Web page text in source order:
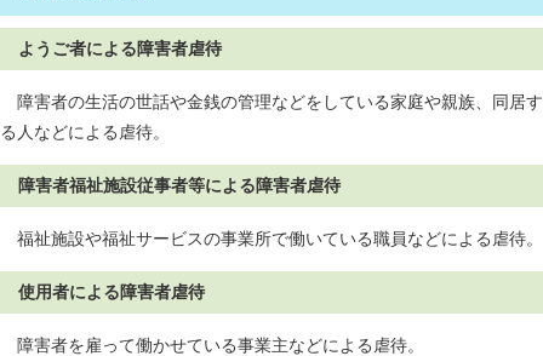
ようご者による障害者虐待
障害者の生活の世話や金銭の管理などをしている家庭や親族、同居す
る人などによる虐待。
障害者福祉施設従事者等による障害者虐待
福祉施設や福祉サービスの事業所で働いている職員などによる虐待。
使用者による障害者虐待
障害者を雇って働かせている事業主などによる虐待。